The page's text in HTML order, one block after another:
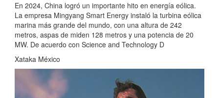
En 2024, China logró un importante hito en energía eólica.
La empresa Mingyang Smart Energy instaló la turbina eólica
marina más grande del mundo, con una altura de 242
metros, aspas de miden 128 metros y una potencia de 20
MW. De acuerdo con Science and Technology D
Xataka México